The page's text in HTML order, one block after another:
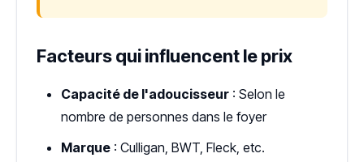
Facteurs qui influencent le prix
Capacité de l'adoucisseur : Selon le
nombre de personnes dans le foyer
Marque : Culligan, BWT, Fleck, etc.